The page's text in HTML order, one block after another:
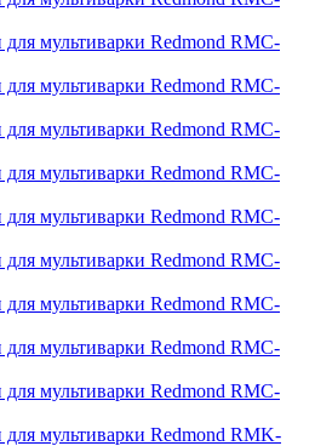
для мультиварки Redmond RMC-
для мультиварки Redmond RMC-
для мультиварки Redmond RMC-
для мультиварки Redmond RMC-
для мультиварки Redmond RMC-
для мультиварки Redmond RMC-
для мультиварки Redmond RMC-
для мультиварки Redmond RMC-
для мультиварки Redmond RMC-
для мультиварки Redmond RMK-